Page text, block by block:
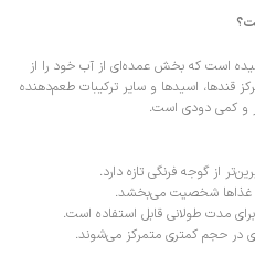
است که بخش عمده‌ای از آب خود را از
قندها، اسیدها و سایر ترکیبات طعم‌دهنده
و کمی دودی است.
از گوجه فرنگی تازه دارد.
غذاها شخصیت می‌بخشد.
مدت طولانی قابل استفاده است.
در حجم کمتری متمرکز می‌شوند.